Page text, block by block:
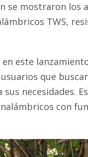
se mostraron los
TWS,
este
que
sus necesidades.
con